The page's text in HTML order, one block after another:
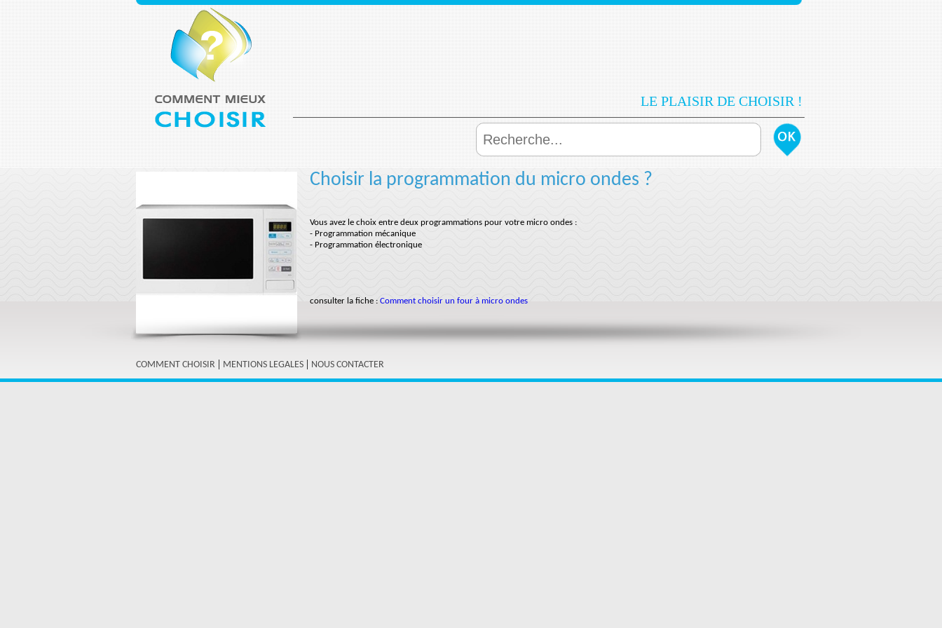
LE PLAISIR DE CHOISIR !
Choisir la programmation du micro ondes ?
Vous avez le choix entre deux programmations pour votre micro ondes :
- Programmation mécanique
- Programmation électronique
consulter la fiche : Comment choisir un four à micro ondes
COMMENT CHOISIR | MENTIONS LEGALES | NOUS CONTACTER